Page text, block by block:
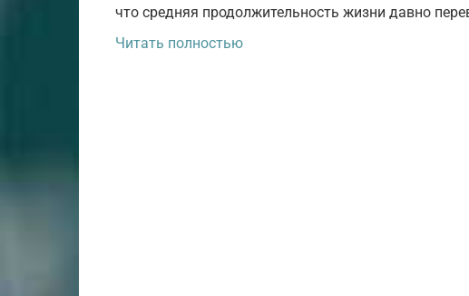
что средняя продолжительность жизни давно
Читать полностью